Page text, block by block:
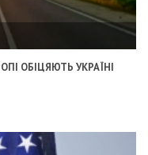
ОБІЦЯЮТЬ УКРАЇНІ